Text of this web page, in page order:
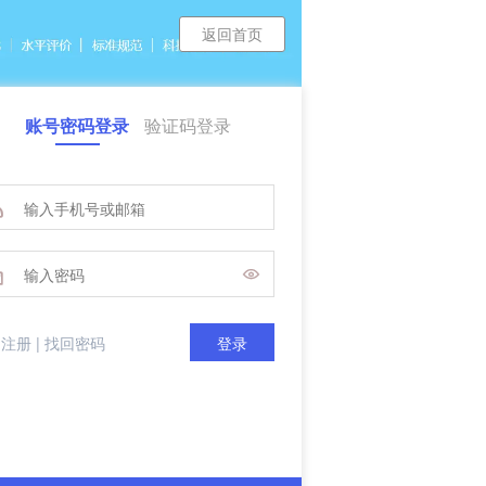
返回首页
账号密码登录 验证码登录

册 | 找回密码 登录